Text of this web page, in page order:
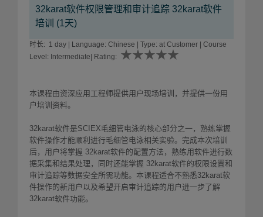
32karat软件权限管理和审计追踪 32karat软件
培训 (1天)
时长: 1 day | Language: Chinese | Type: at Customer | Course
Level: Intermediate| Rating: ★★★★★
★★★★★
本课程由资深应用工程师提供用户现场培训，并提供一份用
户培训资料。
32karat软件是SCIEX毛细管电泳的核心部分之一，熟练掌握
软件操作才能顺利进行毛细管电泳相关实验。完成本次培训
后，用户将掌握 32karat软件的配置方法，熟练用软件进行数
据采集和结果处理，同时还能掌握 32karat软件的权限设置和
审计追踪等数据安全所需功能。本课程适合不熟悉32karat软
件操作的新用户以及希望开启审计追踪的用户进一步了解
32karat软件功能。